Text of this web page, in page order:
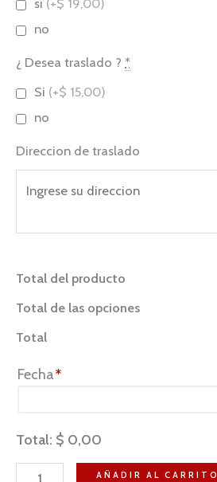
no
¿ Desea traslado ? *
Si (+$ 15,00)
no
Direccion de traslado
Total del producto
Total de las opciones
Total
Fecha*
Total: $ 0,00
Porteño
(Desde
$30)
AÑADIR AL CARRITO